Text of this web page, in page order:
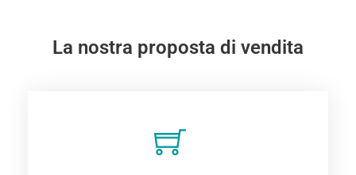
La nostra proposta di vendita